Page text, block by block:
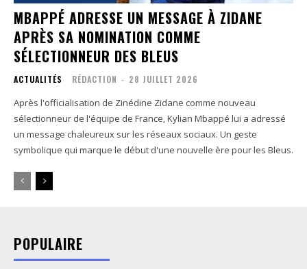
MBAPPÉ ADRESSE UN MESSAGE À ZIDANE
APRÈS SA NOMINATION COMME
SÉLECTIONNEUR DES BLEUS
ACTUALITÉS RÉDACTION - 28 JUILLET 2026
Après l'officialisation de Zinédine Zidane comme nouveau
sélectionneur de l'équipe de France, Kylian Mbappé lui a adressé
un message chaleureux sur les réseaux sociaux. Un geste
symbolique qui marque le début d'une nouvelle ère pour les Bleus.
POPULAIRE